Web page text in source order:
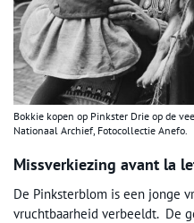
Bokkie kopen op Pinkster Drie op de
Nationaal Archief, Fotocollectie Anefo.
Missverkiezing avant la
De Pinksterblom is een jonge
vruchtbaarheid verbeeldt. De